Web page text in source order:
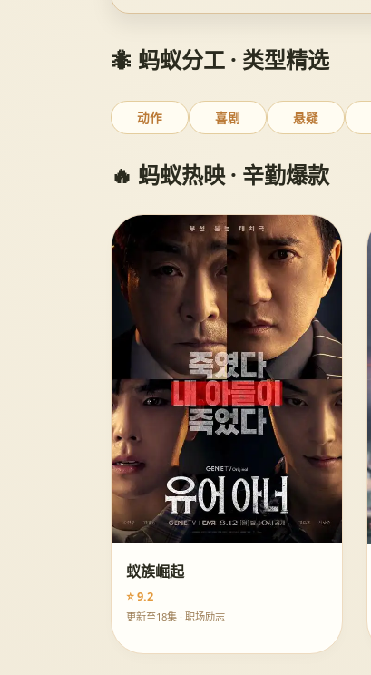
🐜 蚂蚁分工 · 类型精选
动作 喜剧 悬疑
🔥 蚂蚁热映 · 辛勤爆款
蚁族崛起
⭐ 9.2
更新至18集 · 职场励志